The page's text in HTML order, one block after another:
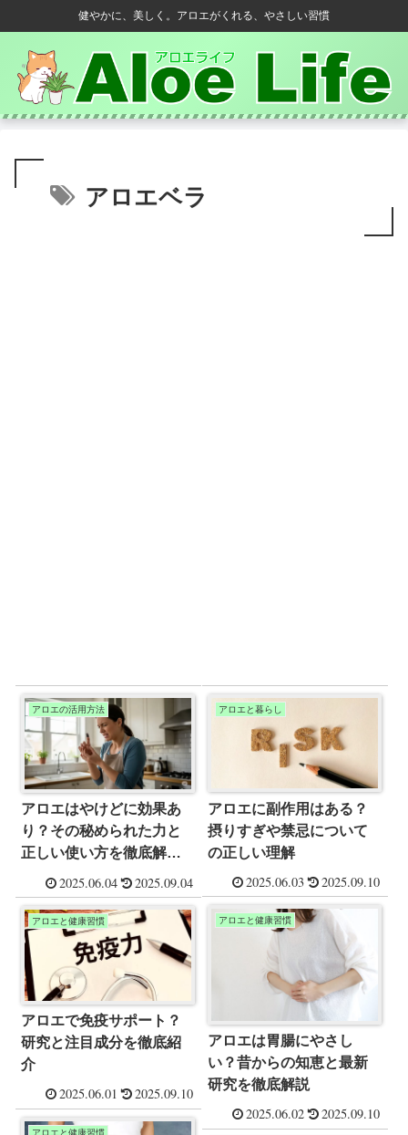
健やかに、美しく。アロエがくれる、やさしい習慣
アロエベラ
アロエの活用方法
アロエはやけどに効果あ
り？その秘められた力と
正しい使い方を徹底解
説！
2025.06.04 2025.09.04
アロエと暮らし
アロエに副作用はある？
摂りすぎや禁忌について
の正しい理解
2025.06.03 2025.09.10
アロエと健康習慣
アロエは胃腸にやさし
い？昔からの知恵と最新
研究を徹底解説
2025.06.02 2025.09.10
アロエと健康習慣
アロエで免疫サポート？
研究と注目成分を徹底紹
介
2025.06.01 2025.09.10
アロエと健康習慣